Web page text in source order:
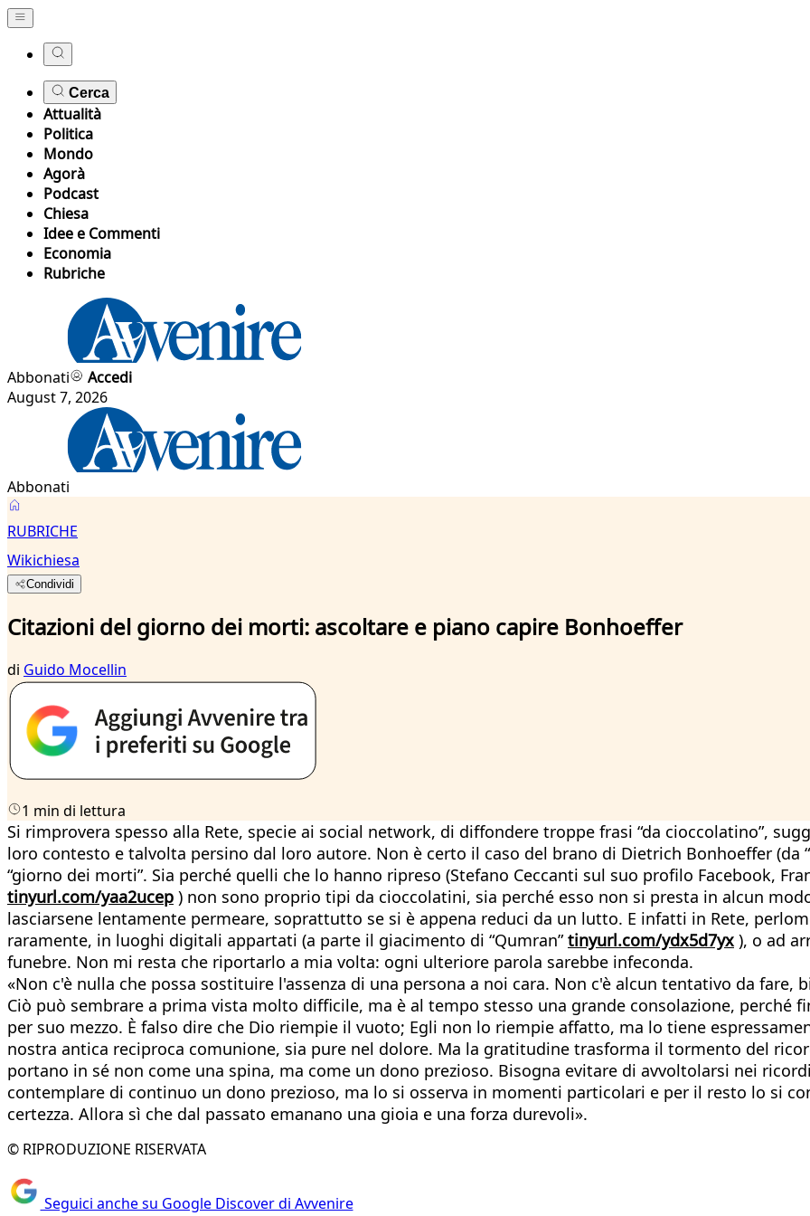
Cerca
Attualità
Politica
Mondo
Agorà
Podcast
Chiesa
Idee e Commenti
Economia
Rubriche
Abbonati
Accedi
August 7, 2026
Abbonati
RUBRICHE
Wikichiesa
Condividi
Citazioni del giorno dei morti: ascoltare e piano capire Bonhoeffer
di Guido Mocellin
1 min di lettura
Si rimprovera spesso alla Rete, specie ai social network, di diffondere troppe frasi “da cioccolatino”,
loro contesto e talvolta persino dal loro autore. Non è certo il caso del brano di Dietrich Bonhoeffer (da
“giorno dei morti”. Sia perché quelli che lo hanno ripreso (Stefano Ceccanti sul suo profilo Facebook,
tinyurl.com/yaa2ucep ) non sono proprio tipi da cioccolatini, sia perché esso non si presta in alcun
lasciarsene lentamente permeare, soprattutto se si è appena reduci da un lutto. E infatti in Rete,
raramente, in luoghi digitali appartati (a parte il giacimento di “Qumran”tinyurl.com/ydx5d7yx ), o ad
funebre. Non mi resta che riportarlo a mia volta: ogni ulteriore parola sarebbe infeconda.
«Non c'è nulla che possa sostituire l'assenza di una persona a noi cara. Non c'è alcun tentativo da
Ciò può sembrare a prima vista molto difficile, ma è al tempo stesso una grande consolazione,
per suo mezzo. È falso dire che Dio riempie il vuoto; Egli non lo riempie affatto, ma lo tiene
nostra antica reciproca comunione, sia pure nel dolore. Ma la gratitudine trasforma il tormento del
portano in sé non come una spina, ma come un dono prezioso. Bisogna evitare di avvoltolarsi nei
contemplare di continuo un dono prezioso, ma lo si osserva in momenti particolari e per il resto lo si
certezza. Allora sì che dal passato emanano una gioia e una forza durevoli».
© RIPRODUZIONE RISERVATA
Seguici anche su Google Discover di Avvenire